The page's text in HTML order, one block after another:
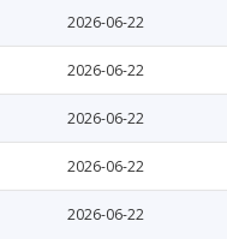
2026-06-22
2026-06-22
2026-06-22
2026-06-22
2026-06-22